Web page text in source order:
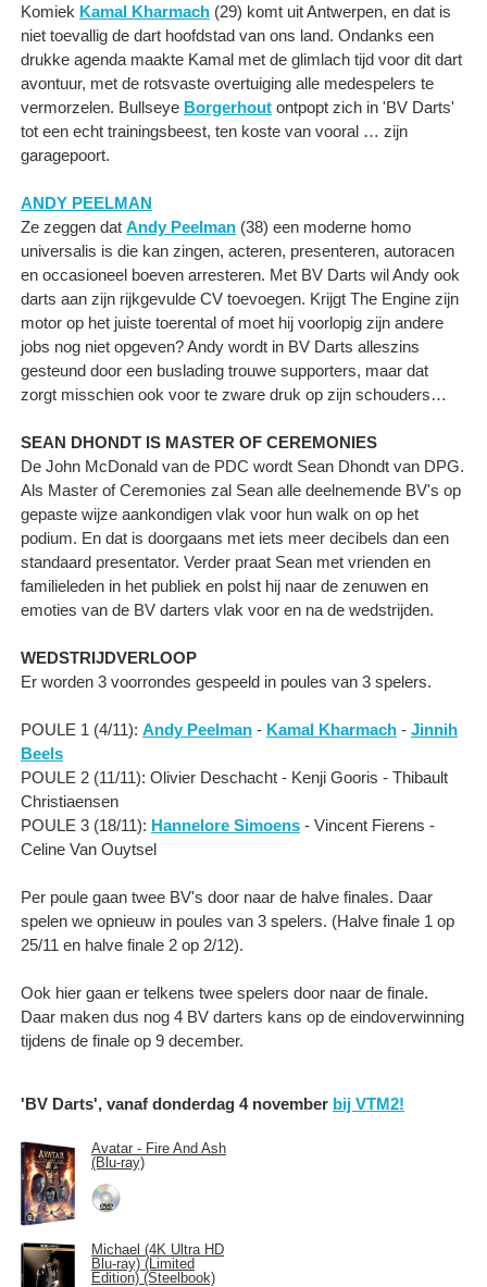
Komiek Kamal Kharmach (29) komt uit Antwerpen, en dat is
niet toevallig de dart hoofdstad van ons land. Ondanks een
drukke agenda maakte Kamal met de glimlach tijd voor dit dart
avontuur, met de rotsvaste overtuiging alle medespelers te
vermorzelen. Bullseye Borgerhout ontpopt zich in 'BV Darts'
tot een echt trainingsbeest, ten koste van vooral … zijn
garagepoort.
ANDY PEELMAN
Ze zeggen dat Andy Peelman (38) een moderne homo
universalis is die kan zingen, acteren, presenteren, autoracen
en occasioneel boeven arresteren. Met BV Darts wil Andy ook
darts aan zijn rijkgevulde CV toevoegen. Krijgt The Engine zijn
motor op het juiste toerental of moet hij voorlopig zijn andere
jobs nog niet opgeven? Andy wordt in BV Darts alleszins
gesteund door een buslading trouwe supporters, maar dat
zorgt misschien ook voor te zware druk op zijn schouders…
SEAN DHONDT IS MASTER OF CEREMONIES
De John McDonald van de PDC wordt Sean Dhondt van DPG.
Als Master of Ceremonies zal Sean alle deelnemende BV's op
gepaste wijze aankondigen vlak voor hun walk on op het
podium. En dat is doorgaans met iets meer decibels dan een
standaard presentator. Verder praat Sean met vrienden en
familieleden in het publiek en polst hij naar de zenuwen en
emoties van de BV darters vlak voor en na de wedstrijden.
WEDSTRIJDVERLOOP
Er worden 3 voorrondes gespeeld in poules van 3 spelers.
POULE 1 (4/11): Andy Peelman - Kamal Kharmach - Jinnih
Beels
POULE 2 (11/11): Olivier Deschacht - Kenji Gooris - Thibault
Christiaensen
POULE 3 (18/11): Hannelore Simoens - Vincent Fierens -
Celine Van Ouytsel
Per poule gaan twee BV's door naar de halve finales. Daar
spelen we opnieuw in poules van 3 spelers. (Halve finale 1 op
25/11 en halve finale 2 op 2/12).
Ook hier gaan er telkens twee spelers door naar de finale.
Daar maken dus nog 4 BV darters kans op de eindoverwinning
tijdens de finale op 9 december.
'BV Darts', vanaf donderdag 4 november bij VTM2!
Avatar - Fire And Ash
(Blu-ray)
Michael (4K Ultra HD
Blu-ray) (Limited
Edition) (Steelbook)